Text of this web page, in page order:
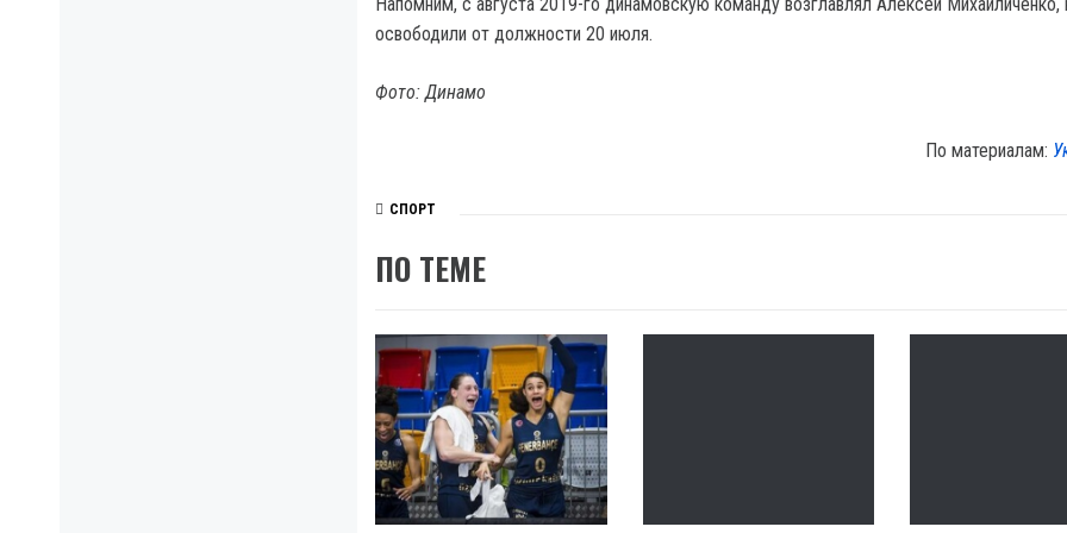
освободили от должности 20 июля.
Фото: Динамо
По материалам:
СПОРТ
ПО ТЕМЕ